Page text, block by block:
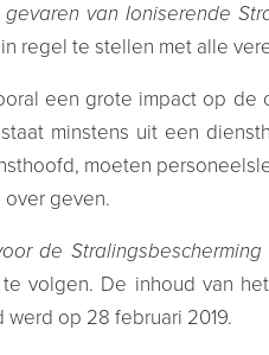
van Ioniserende
regel te stellen met alle
een grote impact op de
minstens uit een
moeten
geven.
de Stralingsbescherming
volgen. De inhoud van
op 28 februari 2019.